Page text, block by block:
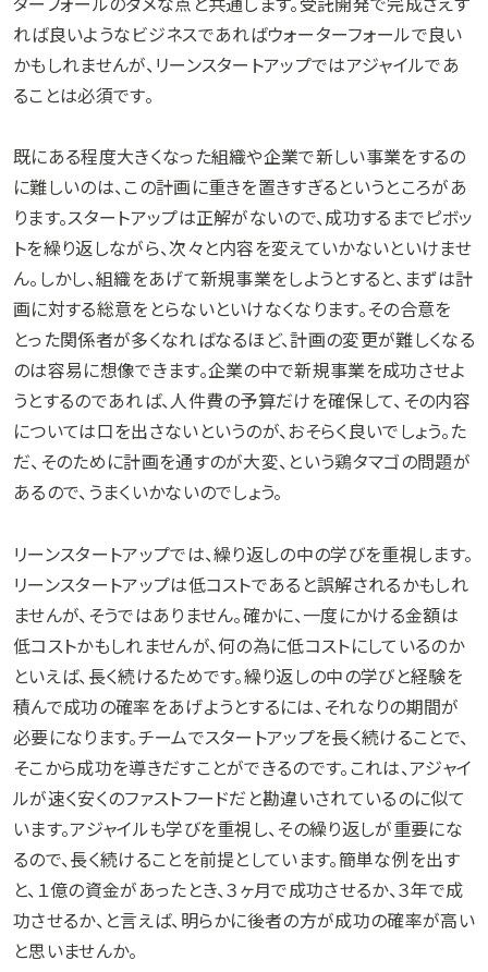
れば良いようなビジネスであればウォーターフォールで良い
かもしれませんが、リーンスタートアップではアジャイルであ
ることは必須です。
既にある程度大きくなった組織や企業で新しい事業をするの
に難しいのは、この計画に重きを置きすぎるというところがあ
ります。スタートアップは正解がないので、成功するまでピボッ
トを繰り返しながら、次々と内容を変えていかないといけませ
ん。しかし、組織をあげて新規事業をしようとすると、まずは計
画に対する総意をとらないといけなくなります。その合意を
とった関係者が多くなればなるほど、計画の変更が難しくなる
のは容易に想像できます。企業の中で新規事業を成功させよ
うとするのであれば、人件費の予算だけを確保して、その内容
については口を出さないというのが、おそらく良いでしょう。た
だ、そのために計画を通すのが大変、という鶏タマゴの問題が
あるので、うまくいかないのでしょう。
リーンスタートアップでは、繰り返しの中の学びを重視します。
リーンスタートアップは低コストであると誤解されるかもしれ
ませんが、そうではありません。確かに、一度にかける金額は
低コストかもしれませんが、何の為に低コストにしているのか
といえば、長く続けるためです。繰り返しの中の学びと経験を
積んで成功の確率をあげようとするには、それなりの期間が
必要になります。チームでスタートアップを長く続けることで、
そこから成功を導きだすことができるのです。これは、アジャイ
ルが速く安くのファストフードだと勘違いされているのに似て
います。アジャイルも学びを重視し、その繰り返しが重要にな
るので、長く続けることを前提としています。簡単な例を出す
と、１億の資金があったとき、３ヶ月で成功させるか、３年で成
功させるか、と言えば、明らかに後者の方が成功の確率が高い
と思いませんか。